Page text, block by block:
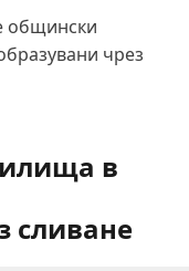
общински
чрез
в
сливане